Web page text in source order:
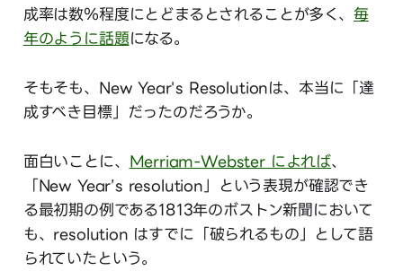
成率は数％程度にとどまるとされることが多く、 毎
年のように話題になる。
そもそも、New Year's Resolutionは、本当に「達
成すべき目標」だったのだろうか。
面白いことに、 Merriam-Webster によれば、
「New Year’s resolution」という表現が確認でき
る最初期の例である1813年のボストン新聞において
も、resolution はすでに「破られるもの」として語
られていたという。